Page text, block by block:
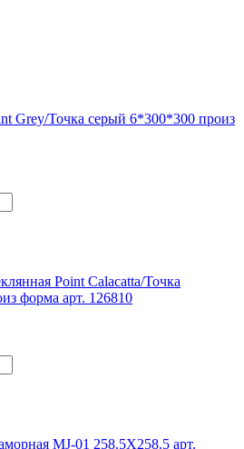
Grey/Точка серый 6*300*300 произ
Point Calacatta/Точка
форма арт. 126810
MJ-01 258.5X258.5 арт.